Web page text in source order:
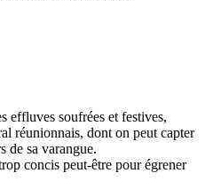
effluves soufrées et festives,
réunionnais, dont on peut capter
de sa varangue.
concis peut-être pour égrener